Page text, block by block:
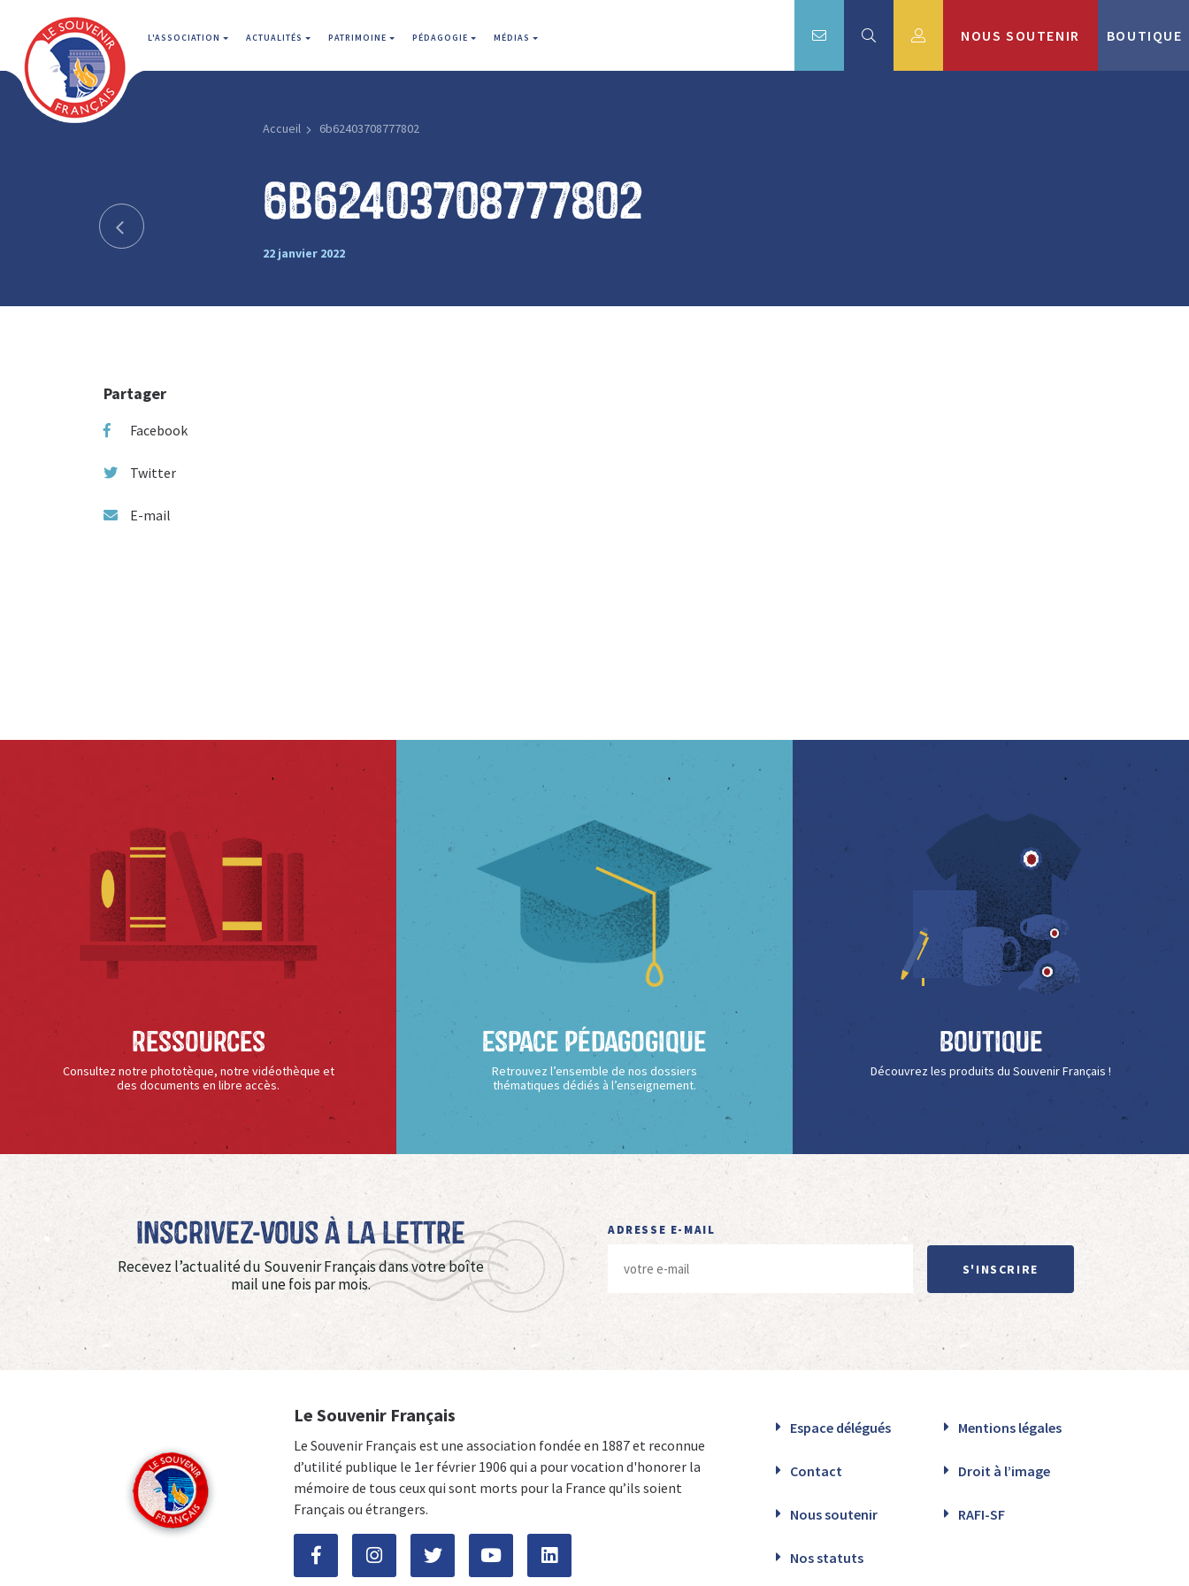
L'ASSOCIATION ACTUALITÉS PATRIMOINE PÉDAGOGIE MÉDIAS NOUS SOUTENIR BOUTIQUE
Accueil 6b62403708777802
6b62403708777802
22 janvier 2022
Partager
Facebook
Twitter
E-mail
Ressources
Consultez notre phototèque, notre vidéothèque et
des documents en libre accès.
Espace Pédagogique
Retrouvez l’ensemble de nos dossiers
thématiques dédiés à l’enseignement.
Boutique
Découvrez les produits du Souvenir Français !
Inscrivez-vous à La Lettre
Recevez l’actualité du Souvenir Français dans votre boîte
mail une fois par mois.
ADRESSE E-MAIL
S'INSCRIRE
Le Souvenir Français
Le Souvenir Français est une association fondée en 1887 et reconnue
d’utilité publique le 1er février 1906 qui a pour vocation d'honorer la
mémoire de tous ceux qui sont morts pour la France qu’ils soient
Français ou étrangers.
Espace délégués Mentions légales
Contact Droit à l’image
Nous soutenir RAFI-SF
Nos statuts